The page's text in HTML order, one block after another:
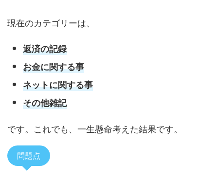
現在のカテゴリーは、
返済の記録
お金に関する事
ネットに関する事
その他雑記
です。これでも、一生懸命考えた結果です。
問題点